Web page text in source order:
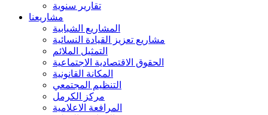
تقارير سنوية
مشاريعنا
المشاريع الشبابية
مشاريع تعزيز القيادة النسائية
التمثيل الملائم
الحقوق الاقتصادية الاجتماعية
المكانة القانونية
التنظيم المجتمعي
مركز الكرمل
المرافعة الاعلامية